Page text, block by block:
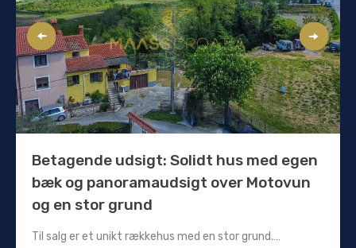
Betagende udsigt: Solidt hus med egen
bæk og panoramaudsigt over Motovun
og en stor grund
Til salg er et unikt rækkehus med en stor grund.…